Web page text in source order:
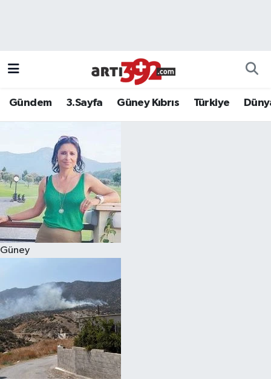
Gündem 3.Sayfa Güney Kıbrıs Türkiye
Güney